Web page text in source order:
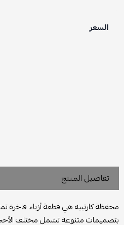
السعر
تفاصيل المنتج
محفظة كارتييه هي قطعة أزياء فاخرة
بتصميمات متنوعة تشمل مختلف